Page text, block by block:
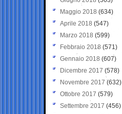
Maggio 2018 (634)
Aprile 2018 (547)
Marzo 2018 (599)
Febbraio 2018 (571)
Gennaio 2018 (607)
Dicembre 2017 (578)
Novembre 2017 (632)
Ottobre 2017 (579)
Settembre 2017 (456)